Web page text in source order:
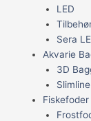
LED
Sera
Akvarie
3D
Fiskefoder